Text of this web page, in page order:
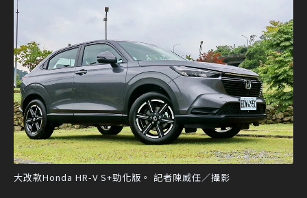
大改款Honda HR-V S+勁化版。 記者陳威任／攝影